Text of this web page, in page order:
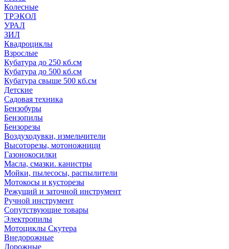
Колесные
ТРЭКОЛ
УРАЛ
ЗИЛ
Квадроциклы
Взрослые
Кубатура до 250 кб.см
Кубатура до 500 кб.см
Кубатура свыше 500 кб.см
Детские
Садовая техника
Бензобуры
Бензопилы
Бензорезы
Воздуходувки, измельчители
Высоторезы, мотоножници
Газонокосилки
Масла, смазки. канистры
Мойки, пылесосы, распылители
Мотокосы и кусторезы
Режущий и заточной инструмент
Ручной инструмент
Сопутствующие товары
Электропилы
Мотоциклы Скутера
Внедорожные
Дорожные